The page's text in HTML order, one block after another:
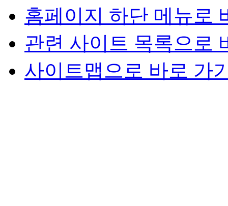
홈페이지 하단 메뉴로
관련 사이트 목록으로
사이트맵으로 바로 가